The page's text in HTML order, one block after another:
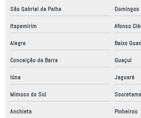
Fornecedores de automação industrial
Instalação de máquinas e equipamentos industriais
Instalação de painel elétrico
Laudo de conformidade nr12
Laudo de conformidade técnica
Linha de montagem automatizada
São Gabriel da Palha
Itapemirim Afonso
Alegre Baixo
Conceição da Barra Guaçuí
Iúna Jaguaré
Mimoso do Sul Sooretama
Anchieta Pinheiros